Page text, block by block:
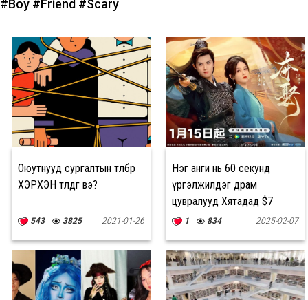
#Boy #Friend #Scary
Оюутнууд сургалтын төлбөрөө
ХЭРХЭН төлдөг вэ?
543 3825 2021-01-26
Нэг анги нь 60 секунд
үргэлжилдэг драм
цувралууд Хятадад $7
тэрбумын зах зээл болжээ
1 834 2025-02-07